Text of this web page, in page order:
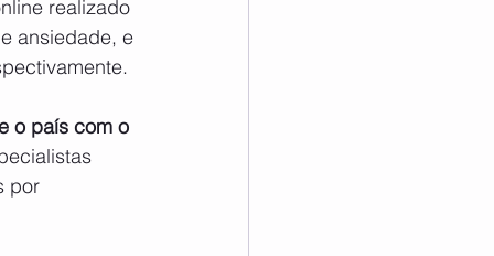
ansiedade, e
o país com o
por